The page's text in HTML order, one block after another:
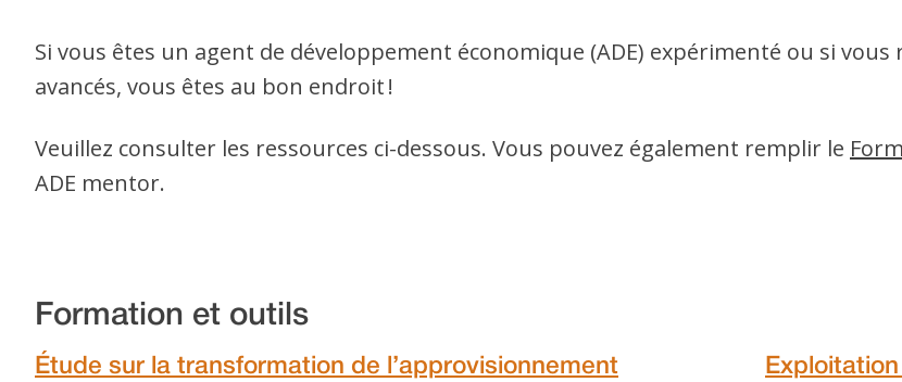
Si vous êtes un agent de développement économique (ADE) expérimenté ou si
avancés, vous êtes au bon endroit !
Veuillez consulter les ressources ci-dessous. Vous pouvez également remplir le
ADE mentor.
Formation et outils
Étude sur la transformation de l’approvisionnement